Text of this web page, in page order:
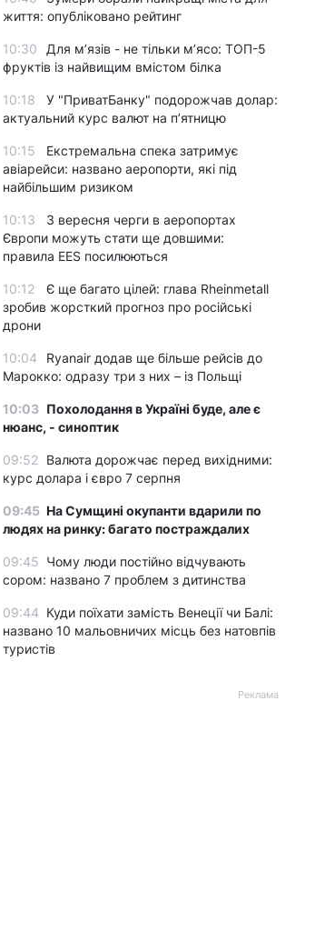
життя: опубліковано рейтинг
10:30
Для м’язів - не тільки м’ясо: ТОП-5
фруктів із найвищим вмістом білка
10:18
У "ПриватБанку" подорожчав долар:
актуальний курс валют на п’ятницю
10:15
Екстремальна спека затримує
авіарейси: названо аеропорти, які під
найбільшим ризиком
10:13
З вересня черги в аеропортах
Європи можуть стати ще довшими:
правила EES посилюються
10:12
Є ще багато цілей: глава Rheinmetall
зробив жорсткий прогноз про російські
дрони
10:04
Ryanair додав ще більше рейсів до
Марокко: одразу три з них – із Польщі
10:03 Похолодання в Україні буде, але є
нюанс, - синоптик
09:52
Валюта дорожчає перед вихідними:
курс долара і євро 7 серпня
09:45 На Сумщині окупанти вдарили по
людях на ринку: багато постраждалих
09:45 Чому люди постійно відчувають
сором: названо 7 проблем з дитинства
09:44 Куди поїхати замість Венеції чи Балі:
названо 10 мальовничих місць без натовпів
туристів
Реклама